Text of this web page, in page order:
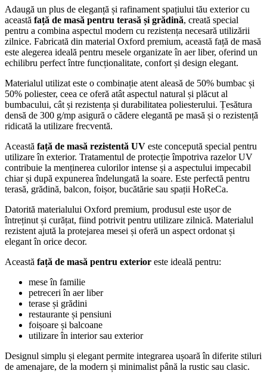
Adaugă un plus de eleganță și rafinament spațiului tău exterior cu
această față de masă pentru terasă și grădină, creată special
pentru a combina aspectul modern cu rezistența necesară utilizării
zilnice. Fabricată din material Oxford premium, această față de masă
este alegerea ideală pentru mesele organizate în aer liber, oferind un
echilibru perfect între funcționalitate, confort și design elegant.
Materialul utilizat este o combinație atent aleasă de 50% bumbac și
50% poliester, ceea ce oferă atât aspectul natural și plăcut al
bumbacului, cât și rezistența și durabilitatea poliesterului. Țesătura
densă de 300 g/mp asigură o cădere elegantă pe masă și o rezistență
ridicată la utilizare frecventă.
Această față de masă rezistentă UV este concepută special pentru
utilizare în exterior. Tratamentul de protecție împotriva razelor UV
contribuie la menținerea culorilor intense și a aspectului impecabil
chiar și după expunerea îndelungată la soare. Este perfectă pentru
terasă, grădină, balcon, foișor, bucătărie sau spații HoReCa.
Datorită materialului Oxford premium, produsul este ușor de
întreținut și curățat, fiind potrivit pentru utilizare zilnică. Materialul
rezistent ajută la protejarea mesei și oferă un aspect ordonat și
elegant în orice decor.
Această față de masă pentru exterior este ideală pentru:
mese în familie
petreceri în aer liber
terase și grădini
restaurante și pensiuni
foișoare și balcoane
utilizare în interior sau exterior
Designul simplu și elegant permite integrarea ușoară în diferite stiluri
de amenajare, de la modern și minimalist până la rustic sau clasic.